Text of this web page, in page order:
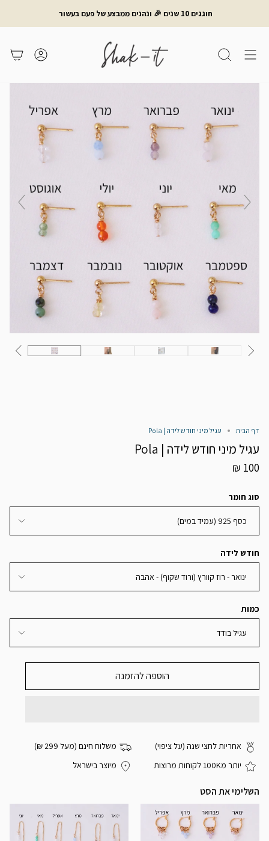
חוגגים 10 שנים 🎉 ונהנים ממבצע של פעם בעשור
חיפוש משתמש
דף הבית עגיל מיני חודש לידה | Pola
עגיל מיני חודש לידה | Pola
100 ₪
סוג חומר
כסף 925 (עמיד במים)
חודש לידה
ינואר - רוז קוורץ (ורוד שקוף) - אהבה
כמות
עגיל בודד
הוספה להזמנה
אחריות לחצי שנה (על ציפוי)
משלוח חינם (מעל 299 ₪)
יותר מ100K לקוחות מרוצות
מיוצר בישראל
השלימי את הסט